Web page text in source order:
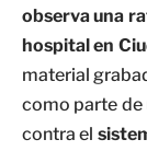
observa una
hospital en
material
como parte de
contra el